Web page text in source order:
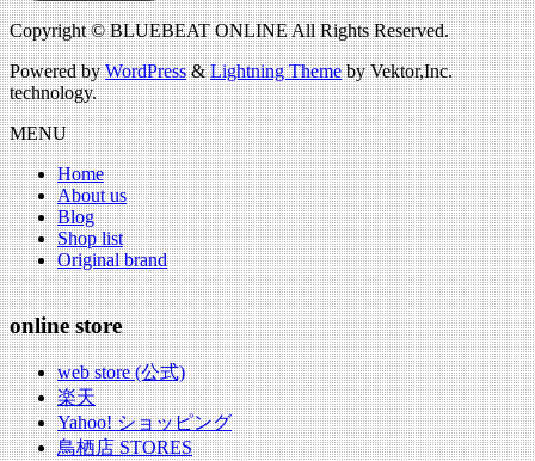
Copyright © BLUEBEAT ONLINE All Rights Reserved.
Powered byWordPress&Lightning Themeby Vektor,Inc.
technology.
MENU
Home
About us
Blog
Shop list
Original brand
online store
web store (公式)
楽天
Yahoo! ショッピング
鳥栖店 STORES